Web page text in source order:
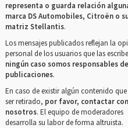
representa o guarda relación
marca DS Automobiles, Citroën o
matriz Stellantis.
Los mensajes publicados reflejan la
personal de los usuarios que las
ningún caso somos responsables
publicaciones.
En caso de existir algún contenido que
ser retirado, por favor, contactar con
nosotros. El equipo de moderadores
desarrolla su labor de forma altruista.